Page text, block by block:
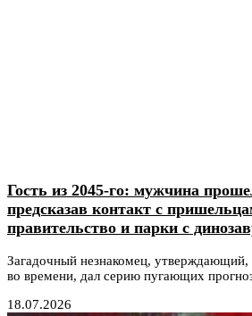
Гость из 2045-го: мужчина
предсказав контакт с
правительство и парки с
Загадочный незнакомец, утверждающий,
во времени, дал серию пугающих
18.07.2026